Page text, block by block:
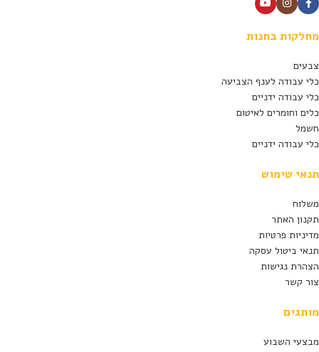
מחלקות בחנות
צבעים
כלי עבודה לענף הצביעה
כלי עבודה ידניים
כלים וחומרים לאיטום
חשמל
כלי עבודה ידניים
תנאי שימוש
משלוח
תקנון האתר
מדיניות פרטיות
תנאי ביטול עסקה
הצהרת נגישות
צור קשר
מותגים
מבצעי השבוע